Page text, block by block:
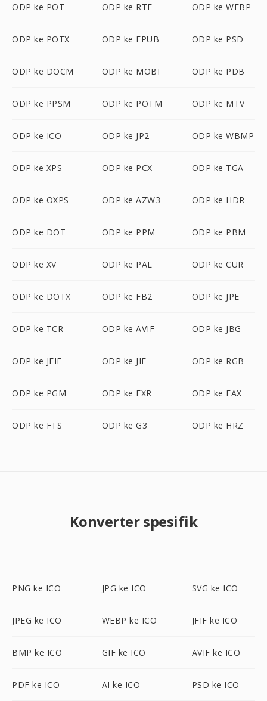
ODP ke POT ODP ke RTF ODP ke WEBP
ODP ke POTX ODP ke EPUB ODP ke PSD
ODP ke DOCM ODP ke MOBI ODP ke PDB
ODP ke PPSM ODP ke POTM ODP ke MTV
ODP ke ICO ODP ke JP2 ODP ke WBMP
ODP ke XPS ODP ke PCX ODP ke TGA
ODP ke OXPS ODP ke AZW3 ODP ke HDR
ODP ke DOT ODP ke PPM ODP ke PBM
ODP ke XV ODP ke PAL ODP ke CUR
ODP ke DOTX ODP ke FB2 ODP ke JPE
ODP ke TCR ODP ke AVIF ODP ke JBG
ODP ke JFIF ODP ke JIF ODP ke RGB
ODP ke PGM ODP ke EXR ODP ke FAX
ODP ke FTS ODP ke G3 ODP ke HRZ
Konverter spesifik
PNG ke ICO JPG ke ICO SVG ke ICO
JPEG ke ICO WEBP ke ICO JFIF ke ICO
BMP ke ICO GIF ke ICO AVIF ke ICO
PDF ke ICO AI ke ICO PSD ke ICO